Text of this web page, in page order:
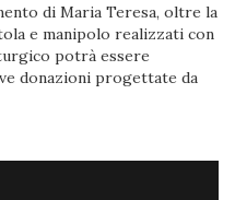
di Maria Teresa, oltre la
e manipolo realizzati con
potrà essere
donazioni progettate da